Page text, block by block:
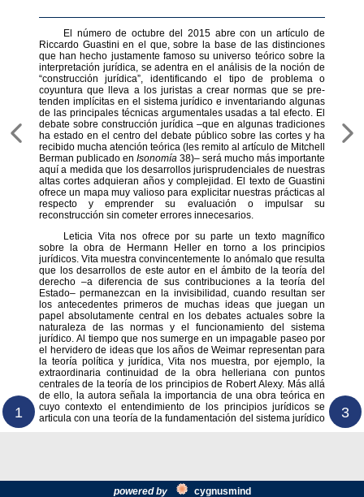
El número de octubre del 2015 abre con un artículo de
Riccardo Guastini en el que, sobre la base de las distinciones
que han hecho justamente famoso su universo teórico sobre la
interpretación ju­rídica, se adentra en el análisis de la noción de
“construcción jurídi­ca”, identificando el tipo de pro­blema o
coyuntura que lleva a los juristas a crear normas que se pre­
tenden implícitas en el sistema ju­rídico e inventariando algunas
de las principales técnicas argumen­tales usadas a tal efecto. El
de­bate sobre construcción jurídica –que en algunas tradiciones
ha es­tado en el centro del debate públi­co sobre las cortes y ha
recibido mucha atención teórica (les remi­to al artículo de Mitchell
Berman publicado en Isonomía 38)– será mucho más importante
aquí a me­dida que los desarrollos jurispru­denciales de nuestras
altas cortes adquieran años y complejidad. El texto de Guastini
ofrece un mapa muy valioso para explicitar nues­tras prácticas al
respecto y em­prender su evaluación o impul­sar su
reconstrucción sin cometer errores innecesarios.
Leticia Vita nos ofrece por su parte un texto magnífico
sobre la obra de Hermann Heller en torno a los principios
jurídicos. Vita muestra convincentemente lo anómalo que resulta
que los desarrollos de este autor en el ámbito de la teoría del
derecho –a diferencia de sus contribuciones a la teoría del
Estado– permanezcan en la invisibilidad, cuando resultan ser
los antecedentes primeros de muchas ideas que juegan un
papel absolutamente central en los debates actuales sobre la
naturaleza de las normas y el funcionamiento del sistema
jurídico. Al tiempo que nos sumerge en un impagable paseo por
el hervidero de ideas que los años de Weimar representan para
la teoría política y jurídica, Vita nos muestra, por ejemplo, la
extraordinaria continuidad de la obra helleriana con puntos
centrales de la teoría de los principios de Robert Alexy. Más allá
de ello, la autora señala la importancia de una obra teórica en
cuyo contexto el entendimiento de los principios jurídicos se
articula con una teoría de la fundamentación del sistema jurídico
1 3
powered by cygnusmind